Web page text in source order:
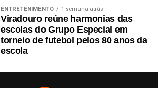
ENTRETENIMENTO 1 semana atrás
Viradouro reúne harmonias das
escolas do Grupo Especial em
torneio de futebol pelos 80 anos da
escola